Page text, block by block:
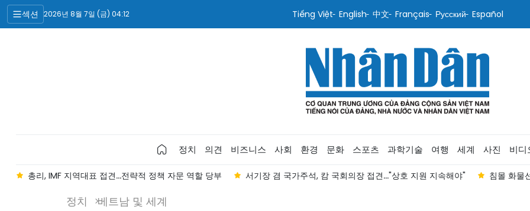
섹션 2026년 8월 7일 (금) 04:12 Tiếng Việt English 中文 Français Русский Español
정치 의견 비즈니스 사회 환경 문화 스포츠 과학기술 여행 세계 사진 비디
...전략적 정책 자문 역할 당부 서기장 겸 국가주석, 캄 국회의장 접견..."상호 지원 지속해야" 침몰 화물선 선원 48명 구조...실종자 수
정치 베트남 및 세계